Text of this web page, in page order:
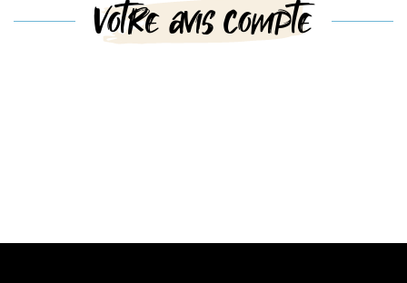
Votre avis compte